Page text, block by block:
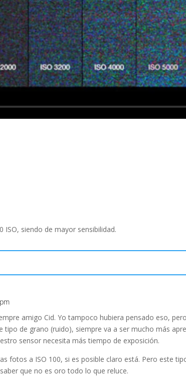
ISO, siendo de mayor sensibilidad.
amigo Cid. Yo tampoco hubiera pensado eso,
de grano (ruido), siempre va a ser mucho más
sensor necesita más tiempo de exposición.
fotos a ISO 100, si es posible claro está. Pero este
que no es oro todo lo que reluce.